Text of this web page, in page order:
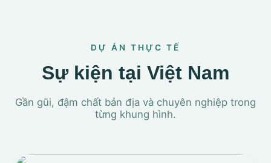
DỰ ÁN THỰC TẾ
Sự kiện tại Việt Nam
Gần gũi, đậm chất bản địa và chuyên nghiệp trong
từng khung hình.